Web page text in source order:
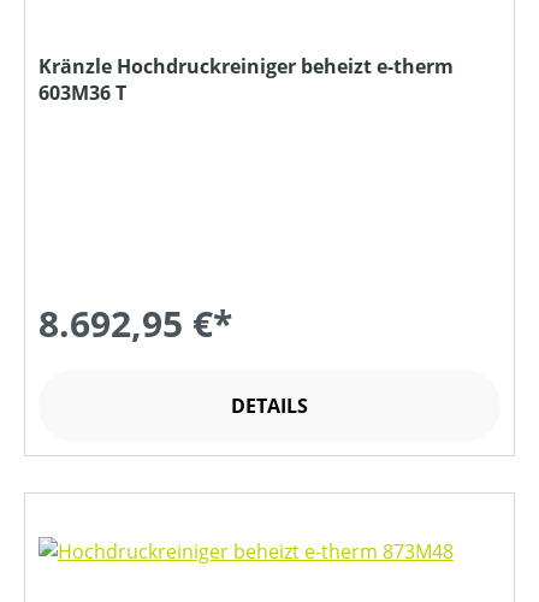
Kränzle Hochdruckreiniger beheizt e-therm
603M36 T
8.692,95 €*
DETAILS